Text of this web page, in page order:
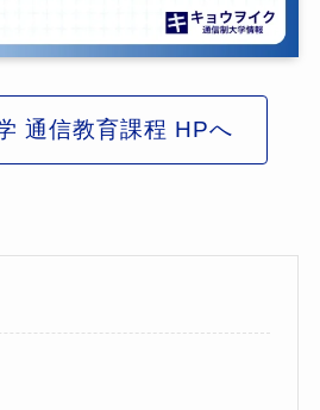
通信教育課程 HPへ